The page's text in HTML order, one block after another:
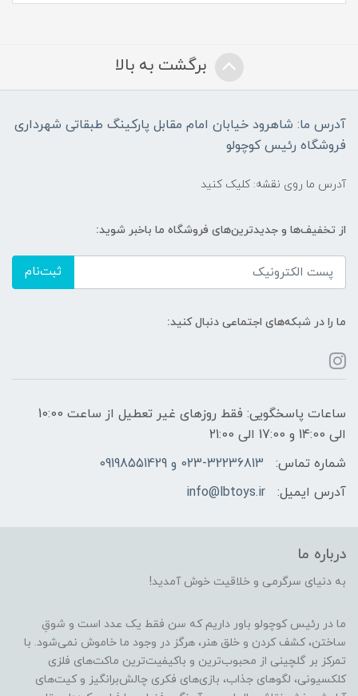
برگشت به بالا
آدرس ما: شاهرود خیابان امام مقابل پارکینگ طبقاتی شهرداری
فروشگاه رئیس کوچولو
آدرس ما روی نقشه: کلیک کنید
از تخفیف‌ها و جدیدترین‌های فروشگاه ما باخبر شوید:
ثبت‌نام
ما را در شبکه‌های اجتماعی دنبال کنید:
ساعات پاسخگویی: فقط روزهای غیر تعطیل از ساعت 10:00
الی 14:00 و 17:00 الی 21:00
شماره تماس:
023-32236813 و 09198551429
آدرس ایمیل:
info@lbtoys.ir
درباره ما
به دنیای سرگرمی و خلاقیت خوش آمدید!
ما در رئیس کوچولو باور داریم که سن فقط یک عدد است و شوقِ
ساختن، کشف کردن و خلق هنر، هرگز در وجود ما خاموش نمی‌شود. با
تمرکز بر گلچینی از محبوب‌ترین و باکیفیت‌ترین ماکت‌های فلزی
کلکسیونی، لگوهای جذاب، بازی‌های فکری چالش‌برانگیز و کیت‌های